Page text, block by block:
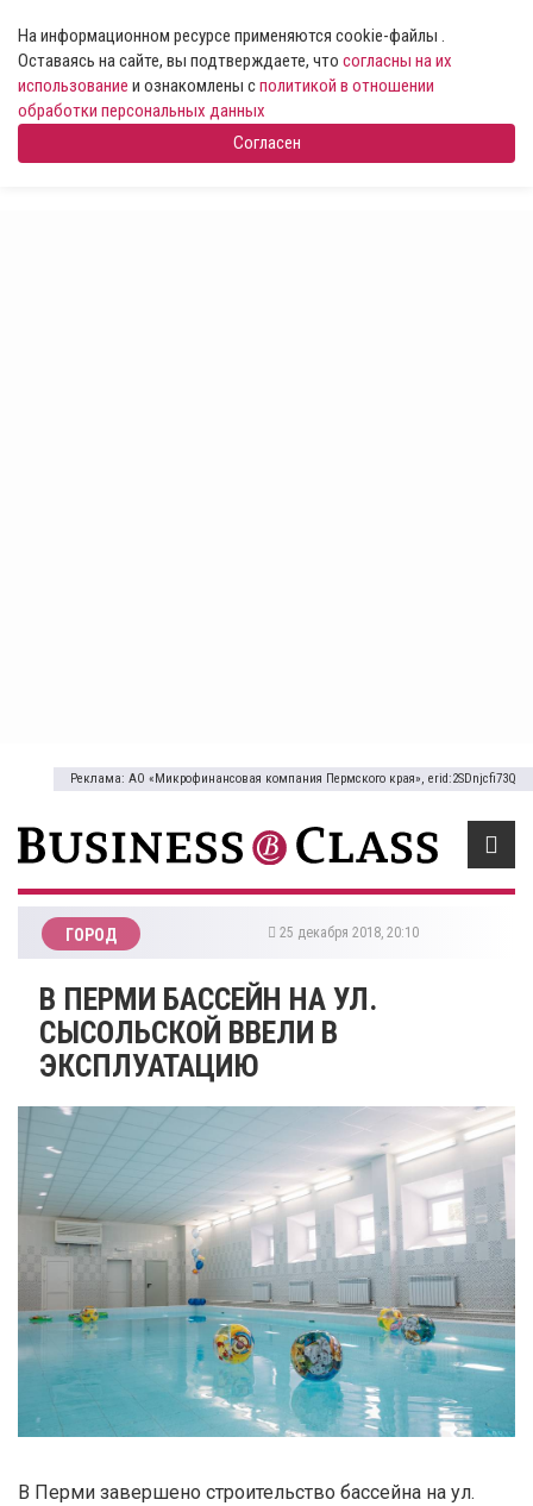
На информационном ресурсе применяются cookie-файлы .
Оставаясь на сайте, вы подтверждаете, что согласны на их
использование и ознакомлены сполитикой в отношении
обработки персональных данных
Согласен
Реклама: АО «Микрофинансовая компания Пермского края», erid:2SDnjcfi73Q
ГОРОД 25 декабря 2018, 20:10
​В ПЕРМИ БАССЕЙН НА УЛ.
СЫСОЛЬСКОЙ ВВЕЛИ В
ЭКСПЛУАТАЦИЮ
В Перми завершено строительство бассейна на ул.